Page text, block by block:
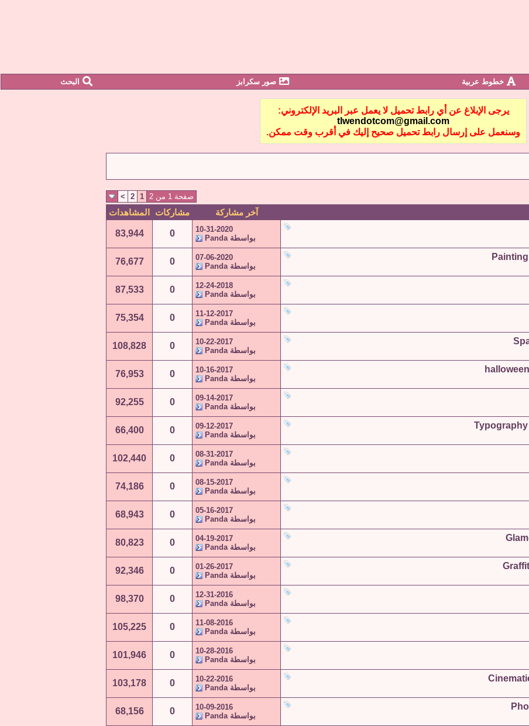
خطوط عربية صور سكرابز البحث
يرجى الإبلاغ عن أي رابط تحميل لا يعمل عبر البريد الإلكتروني:
tlwendotcom@gmail.com
وسنعمل على إرسال رابط تحميل صحيح إليك في أقرب وقت ممكن.
صفحة 1 من 2 1
2
>
آخر مشاركة مشاركات المشاهدات
10-31-2020
بواسطةPanda
0
83,944
07-06-2020
بواسطةPanda
0
76,677
12-24-2018
بواسطةPanda
0
87,533
11-12-2017
بواسطةPanda
0
75,354
10-22-2017
بواسطةPanda
0
108,828
10-16-2017
بواسطةPanda
0
76,953
09-14-2017
بواسطةPanda
0
92,255
09-12-2017
بواسطةPanda
0
66,400
08-31-2017
بواسطةPanda
0
102,440
08-15-2017
بواسطةPanda
0
74,186
05-16-2017
بواسطةPanda
0
68,943
04-19-2017
بواسطةPanda
0
80,823
01-26-2017
بواسطةPanda
0
92,346
12-31-2016
بواسطةPanda
0
98,370
11-08-2016
بواسطةPanda
0
105,225
10-28-2016
بواسطةPanda
0
101,946
10-22-2016
بواسطةPanda
0
103,178
10-09-2016
بواسطةPanda
0
68,156